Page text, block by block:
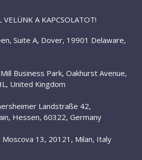
VELÜNK A KAPCSOLATOT!
Suite A, Dover, 19901 Delaware,
Business Park, Oakhurst Avenue,
United Kingdom
Landstraße 42,
Hessen, 60322, Germany
Moscova 13, 20121, Milan, Italy